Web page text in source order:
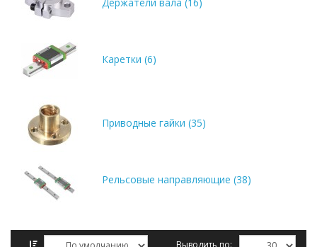
Каретки (6)
Приводные гайки (35)
Рельсовые направляющие (38)
Выводить по: